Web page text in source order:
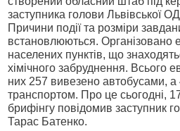
заступника голови Львівської
Причини події та розміри
встановлюються. Організовано
населених пунктів, що
хімічного забруднення. Всього
них 257 вивезено автобусами,
транспортом. Про це сьогодні,
брифінгу повідомив заступник
Тарас Батенко.